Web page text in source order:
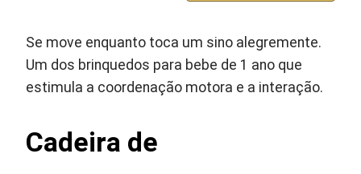
Se move enquanto toca um sino alegremente.
Um dos brinquedos para bebe de 1 ano que
estimula a coordenação motora e a interação.
Cadeira de